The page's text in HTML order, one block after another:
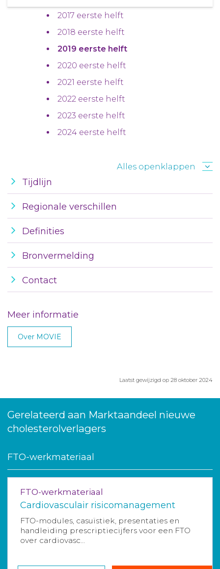
2017 eerste helft
2018 eerste helft
2019 eerste helft
2020 eerste helft
2021 eerste helft
2022 eerste helft
2023 eerste helft
2024 eerste helft
Alles openklappen
Tijdlijn
Regionale verschillen
Definities
Bronvermelding
Contact
Meer informatie
Over MOVIE
Laatst gewijzigd op 28 oktober 2024
Gerelateerd aan Marktaandeel nieuwe
cholesterolverlagers
FTO-werkmateriaal
FTO-werkmateriaal
Cardiovasculair risicomanagement
FTO-modules, casuïstiek, presentaties en
handleiding prescriptiecijfers voor een FTO
over cardiovasc...